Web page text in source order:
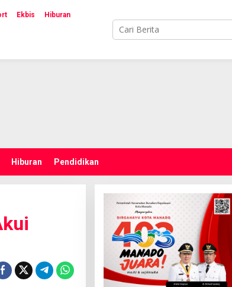
Ekbis Hiburan
Hiburan Pendidikan